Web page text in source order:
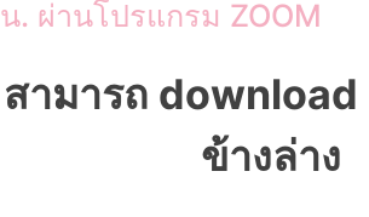
น. ผ่านโปรแกรม ZOOM
สามารถ download
ข้างล่าง